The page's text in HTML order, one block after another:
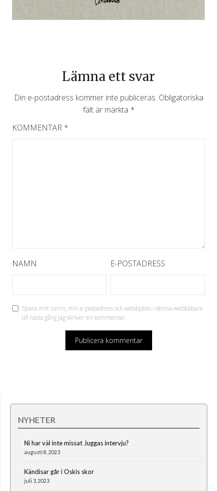
Lämna ett svar
Din e-postadress kommer inte publiceras. Obligatoriska
fält är märkta *
KOMMENTAR *
NAMN E-POSTADRESS
Spara mitt namn, min e-postadress och webbplats i denna webbläsare
till nästa gång jag skriver en kommentar.
NYHETER
Ni har väl inte missat Juggas intervju?
augusti 8, 2023
Kändisar går i Oskis skor
juli 3, 2023